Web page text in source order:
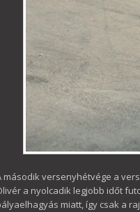
második versenyhétvége a
a nyolcadik legjobb időt
miatt, így csak a